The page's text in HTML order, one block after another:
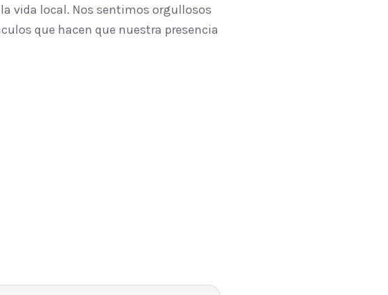
vida local. Nos sentimos orgullosos
que hacen que nuestra presencia